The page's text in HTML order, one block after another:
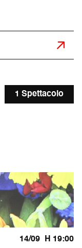
1 Spettacolo
14/09 H 19:00